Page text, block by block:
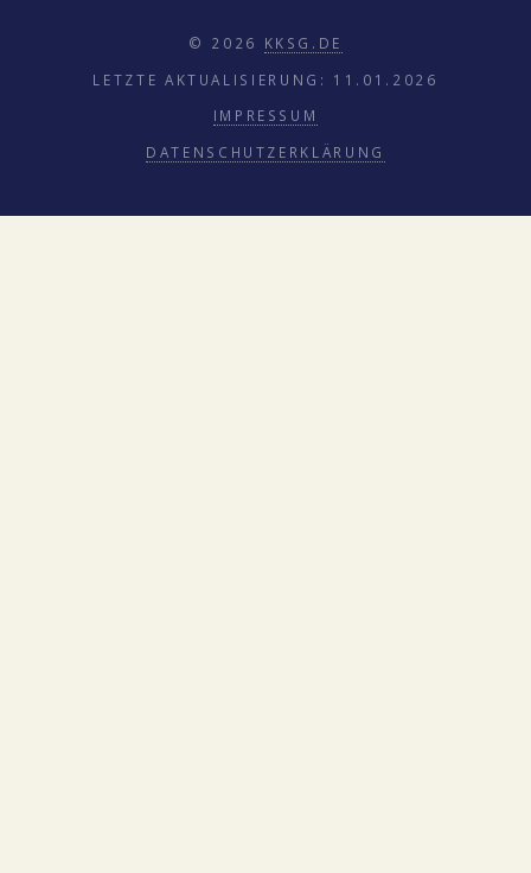
© 2026 KKSG.DE
LETZTE AKTUALISIERUNG: 11.01.2026
IMPRESSUM
DATENSCHUTZERKLÄRUNG